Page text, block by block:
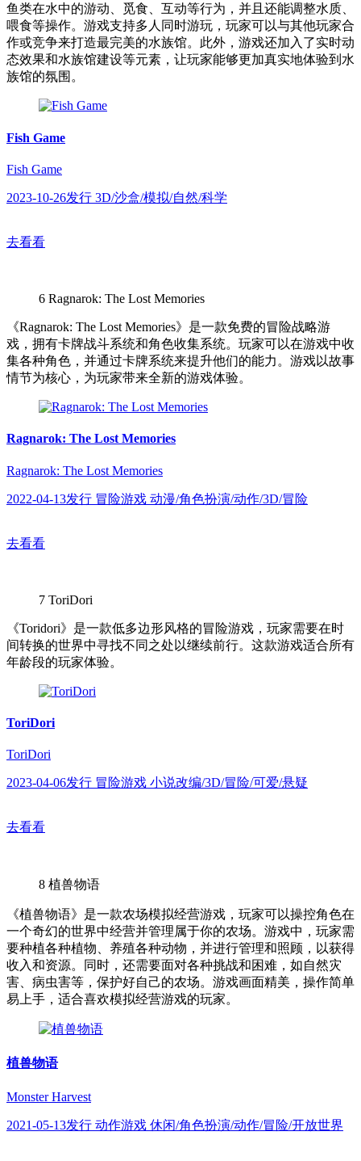
鱼类在水中的游动、觅食、互动等行为，并且还能调整水质、
喂食等操作。游戏支持多人同时游玩，玩家可以与其他玩家合
作或竞争来打造最完美的水族馆。此外，游戏还加入了实时动
态效果和水族馆建设等元素，让玩家能够更加真实地体验到水
族馆的氛围。
Fish Game
Fish Game
2023-10-26发行 3D/沙盒/模拟/自然/科学
去看看
6 Ragnarok: The Lost Memories
《Ragnarok: The Lost Memories》是一款免费的冒险战略游
戏，拥有卡牌战斗系统和角色收集系统。玩家可以在游戏中收
集各种角色，并通过卡牌系统来提升他们的能力。游戏以故事
情节为核心，为玩家带来全新的游戏体验。
Ragnarok: The Lost Memories
Ragnarok: The Lost Memories
2022-04-13发行 冒险游戏 动漫/角色扮演/动作/3D/冒险
去看看
7 ToriDori
《Toridori》是一款低多边形风格的冒险游戏，玩家需要在时
间转换的世界中寻找不同之处以继续前行。这款游戏适合所有
年龄段的玩家体验。
ToriDori
ToriDori
2023-04-06发行 冒险游戏 小说改编/3D/冒险/可爱/悬疑
去看看
8 植兽物语
《植兽物语》是一款农场模拟经营游戏，玩家可以操控角色在
一个奇幻的世界中经营并管理属于你的农场。游戏中，玩家需
要种植各种植物、养殖各种动物，并进行管理和照顾，以获得
收入和资源。同时，还需要面对各种挑战和困难，如自然灾
害、病虫害等，保护好自己的农场。游戏画面精美，操作简单
易上手，适合喜欢模拟经营游戏的玩家。
植兽物语
Monster Harvest
2021-05-13发行 动作游戏 休闲/角色扮演/动作/冒险/开放世界